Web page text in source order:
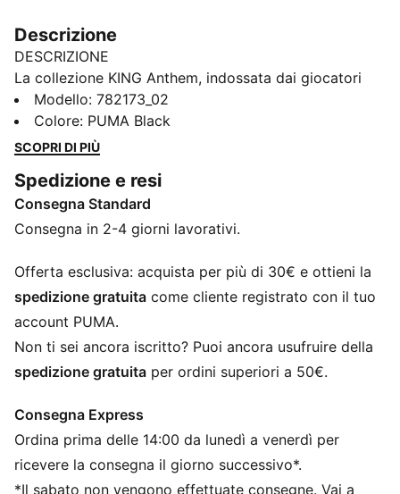
Descrizione
DESCRIZIONE
La collezione KING Anthem, indossata dai giocatori
quando entrano in campo prima di ogni partita, unisce
vibes retrò e un tocco moderno. Con design audaci e
d'ispirazione vintage, questi capi rendono omaggio
collezione coniuga uno stile senza tempo e un
comfort contemporaneo, diventando un vero staple
per tutti i giorni.
dryCELL: I materiali ad alte prestazioni eliminano il
sudore dalla pelle e garantiscono freschezza e
comodità durante l’esercizio fisico
DETTAGLI
Vestibilità: Regolare
Maniche corte
Fibbia: Zip integrale
Lunghezza: Giacca standard
Dettagli del marchio della squadra e PUMA
Modello: 782173_02
Colore: PUMA Black
SCOPRI DI PIÙ
Spedizione e resi
Consegna Standard
Consegna in 2-4 giorni lavorativi.
Offerta esclusiva: acquista per più di 30€ e ottieni la
spedizione gratuita come cliente registrato con il tuo
account PUMA.
Non ti sei ancora iscritto? Puoi ancora usufruire della
spedizione gratuita per ordini superiori a 50€.
Consegna Express
Ordina prima delle 14:00 da lunedì a venerdì per
ricevere la consegna il giorno successivo*.
*Il sabato non vengono effettuate consegne. Vai a